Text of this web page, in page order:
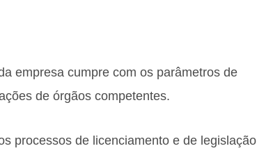
empresa cumpre com os parâmetros de
de órgãos competentes.
processos de licenciamento e de legislação